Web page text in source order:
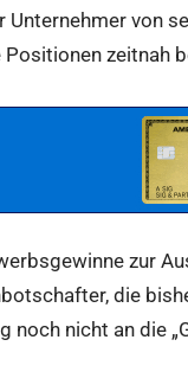
von
zeitnah
zur
die
nicht an die